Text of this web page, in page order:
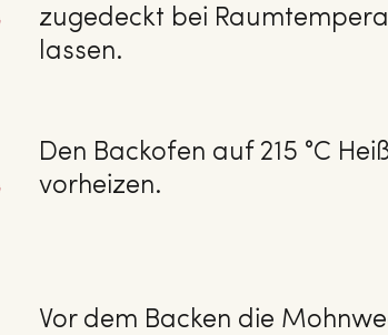
zugedeckt bei
lassen.
Den Backofen auf 215 °C
vorheizen.
Vor dem Backen die